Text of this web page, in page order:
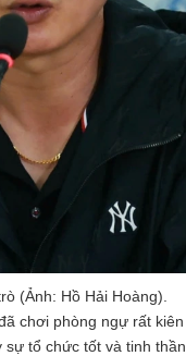
(Ảnh: Hồ Hải Hoàng).
chơi phòng ngự rất
tổ chức tốt và tinh